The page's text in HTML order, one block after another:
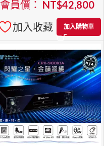
會員價： NT$42,800
加入收藏
加入購物車